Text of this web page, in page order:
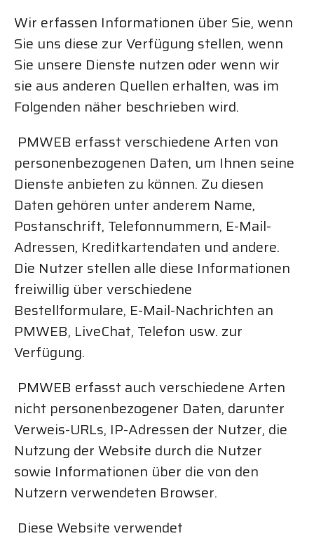
Wir erfassen Informationen über Sie, wenn
Sie uns diese zur Verfügung stellen, wenn
Sie unsere Dienste nutzen oder wenn wir
sie aus anderen Quellen erhalten, was im
Folgenden näher beschrieben wird.
PMWEB erfasst verschiedene Arten von
personenbezogenen Daten, um Ihnen seine
Dienste anbieten zu können. Zu diesen
Daten gehören unter anderem Name,
Postanschrift, Telefonnummern, E-Mail-
Adressen, Kreditkartendaten und andere.
Die Nutzer stellen alle diese Informationen
freiwillig über verschiedene
Bestellformulare, E-Mail-Nachrichten an
PMWEB, LiveChat, Telefon usw. zur
Verfügung.
PMWEB erfasst auch verschiedene Arten
nicht personenbezogener Daten, darunter
Verweis-URLs, IP-Adressen der Nutzer, die
Nutzung der Website durch die Nutzer
sowie Informationen über die von den
Nutzern verwendeten Browser.
Diese Website verwendet